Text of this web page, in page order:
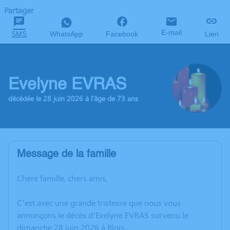
Partager
SMS WhatsApp Facebook E-mail Lien
Evelyne EVRAS
décédée le 28 juin 2026 à l'âge de 73 ans
Message de la famille
Chère famille, chers amis,
C’est avec une grande tristesse que nous vous
annonçons le décès d’Evelyne EVRAS survenu le
dimanche 28 juin 2026 à Blois.